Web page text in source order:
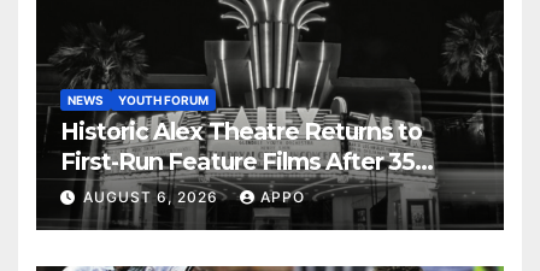
NEWS YOUTH FORUM
Historic Alex Theatre Returns to
First-Run Feature Films After 35
Years
AUGUST 6, 2026 APPO